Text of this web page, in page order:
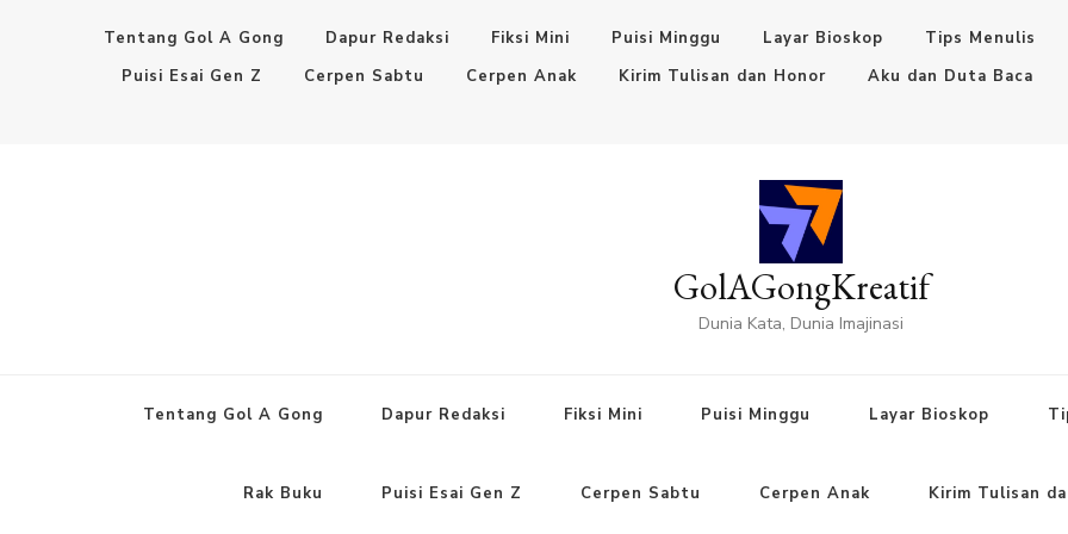
Tentang Gol A Gong Dapur Redaksi Fiksi Mini Puisi Minggu Layar Bioskop
Tips Menulis
Puisi Esai Gen Z
Cerpen Sabtu Cerpen Anak Kirim Tulisan dan Honor Aku dan Duta Baca
GolAGongKreatif
Dunia Kata, Dunia Imajinasi
Tentang Gol A Gong Dapur Redaksi Fiksi Mini Puisi Minggu Layar Bioskop
Rak Buku Puisi Esai Gen Z Cerpen Sabtu Cerpen Anak Kirim Tulisan